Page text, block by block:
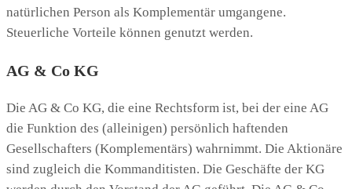
natürlichen Person als Komplementär umgangene.
Steuerliche Vorteile können genutzt werden.
AG & Co KG
Die AG & Co KG, die eine Rechtsform ist, bei der eine AG
die Funktion des (alleinigen) persönlich haftenden
Gesellschafters (Komplementärs) wahrnimmt. Die Aktionäre
sind zugleich die Kommanditisten. Die Geschäfte der KG